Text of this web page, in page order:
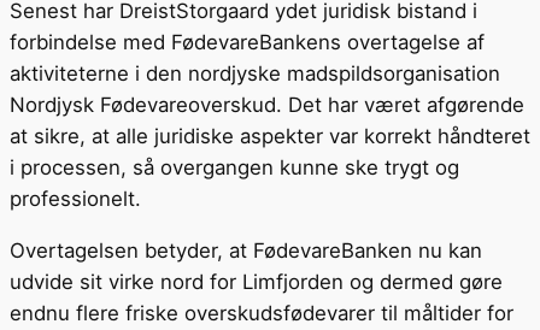
Senest har DreistStorgaard ydet juridisk bistand i
forbindelse med FødevareBankens overtagelse af
aktiviteterne i den nordjyske madspildsorganisation
Nordjysk Fødevareoverskud. Det har været afgørende
at sikre, at alle juridiske aspekter var korrekt håndteret
i processen, så overgangen kunne ske trygt og
professionelt.
Overtagelsen betyder, at FødevareBanken nu kan
udvide sit virke nord for Limfjorden og dermed gøre
endnu flere friske overskudsfødevarer til måltider for